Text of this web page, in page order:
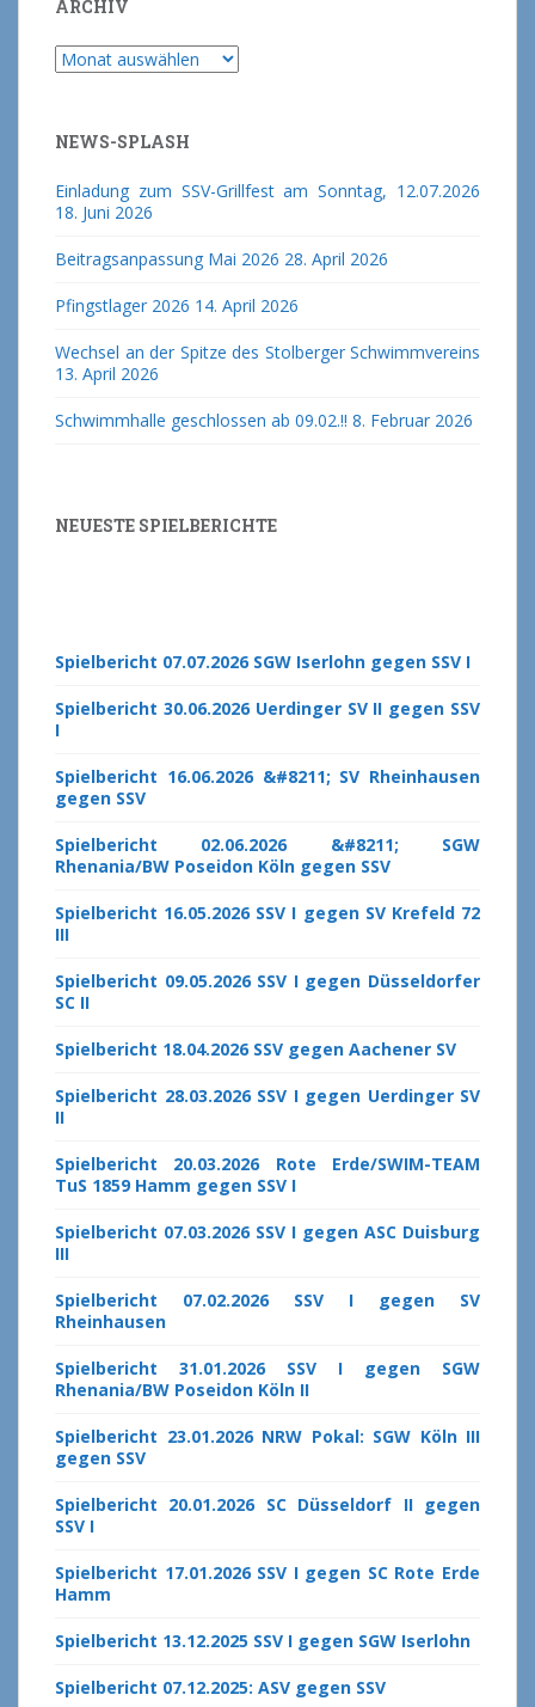
ARCHIV
Archiv
NEWS-SPLASH
Einladung zum SSV-Grillfest am Sonntag, 12.07.2026
18. Juni 2026
Beitragsanpassung Mai 2026 28. April 2026
Pfingstlager 2026 14. April 2026
Wechsel an der Spitze des Stolberger Schwimmvereins
13. April 2026
Schwimmhalle geschlossen ab 09.02.!! 8. Februar 2026
NEUESTE SPIELBERICHTE
Spielbericht 07.07.2026 SGW Iserlohn gegen SSV I
Spielbericht 30.06.2026 Uerdinger SV II gegen SSV
I
Spielbericht 16.06.2026 &#8211; SV Rheinhausen
gegen SSV
Spielbericht 02.06.2026 &#8211; SGW
Rhenania/BW Poseidon Köln gegen SSV
Spielbericht 16.05.2026 SSV I gegen SV Krefeld 72
III
Spielbericht 09.05.2026 SSV I gegen Düsseldorfer
SC II
Spielbericht 18.04.2026 SSV gegen Aachener SV
Spielbericht 28.03.2026 SSV I gegen Uerdinger SV
II
Spielbericht 20.03.2026 Rote Erde/SWIM-TEAM
TuS 1859 Hamm gegen SSV I
Spielbericht 07.03.2026 SSV I gegen ASC Duisburg
III
Spielbericht 07.02.2026 SSV I gegen SV
Rheinhausen
Spielbericht 31.01.2026 SSV I gegen SGW
Rhenania/BW Poseidon Köln II
Spielbericht 23.01.2026 NRW Pokal: SGW Köln III
gegen SSV
Spielbericht 20.01.2026 SC Düsseldorf II gegen
SSV I
Spielbericht 17.01.2026 SSV I gegen SC Rote Erde
Hamm
Spielbericht 13.12.2025 SSV I gegen SGW Iserlohn
Spielbericht 07.12.2025: ASV gegen SSV